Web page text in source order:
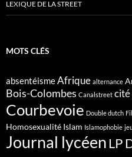
LEXIQUE DE LA STREET
MOTS CLÉS
absentéismeAfrique alternance
Bois-Colombes Canalstreet cité
Courbevoie Double dutch
Homosexualité Islam Islamophobie
Journal lycéenLP